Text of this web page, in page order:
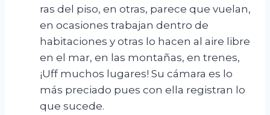
ras del piso, en otras, parece que vuelan,
en ocasiones trabajan dentro de
habitaciones y otras lo hacen al aire libre
en el mar, en las montañas, en trenes,
¡Uff muchos lugares! Su cámara es lo
más preciado pues con ella registran lo
que sucede.